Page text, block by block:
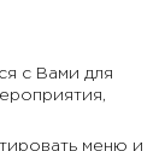
с Вами для
меню и